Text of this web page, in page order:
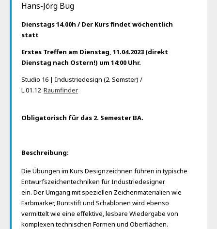
Hans-Jörg Bug
Dienstags 14.00h /Der Kurs findet wöchentlich
statt
Erstes Treffen am Dienstag, 11.04.2023 (direkt
Dienstag nach Ostern!) um 14:00 Uhr.
Studio 16 | Industriedesign (2. Semster) /
L.01.12 Raumfinder
Obligatorisch für das 2. Semester BA.
Beschreibung:
Die Übungen im Kurs Designzeichnen führen in typische
Entwurfszeichentechniken für Industriedesigner
ein. Der Umgang mit speziellen Zeichenmaterialien wie
Farbmarker, Buntstift und Schablonen wird ebenso
vermittelt wie eine effektive, lesbare Wiedergabe von
komplexen technischen Formen und Oberflächen.